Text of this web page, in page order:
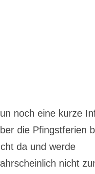
noch eine kurze
die Pfingstferien
da und werde
nicht